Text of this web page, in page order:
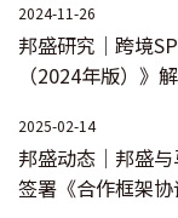
• 中海油广西能
一次分配工作，案
•广西壮族自治区
目，担任管理人的
点在于职工安置和
2024-11-26
邦盛研究｜跨境
（2024年版）》
2025-02-14
邦盛动态｜邦盛
签署《合作框架